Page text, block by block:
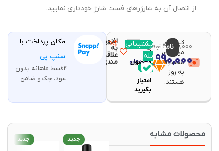
از اتصال آن به شارژرهای فست شارژ خودداری نمایید.
قیمت و
موجودی
محصولات
به روز
هستند.
۴,۵۶۰,۰۰۰ تومان
۳,۹۹۰,۰۰۰تومان
ناموجودبا خرید
این
محصول
۷۹
امتیاز
بگیرید
پشتیبانی
بله
افزودن
به
علاقه
مندی
مقایسه
امکان پرداخت با
اسنپ پی
۴قسط ماهانه بدون
سود، چک و ضامن
محصولات مشابه جدید جدید